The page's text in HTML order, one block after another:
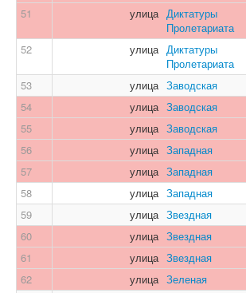
51 улица Диктатуры
Пролетариата
52 улица Диктатуры
Пролетариата
53 улица Заводская
54
улица Заводская
55
улица Заводская
56
улица Западная
57
улица Западная
58
улица Западная
59
улица Звездная
60
улица Звездная
61
улица Звездная
62
улица Зеленая